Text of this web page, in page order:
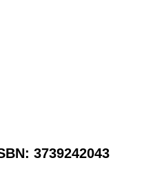
3739242043